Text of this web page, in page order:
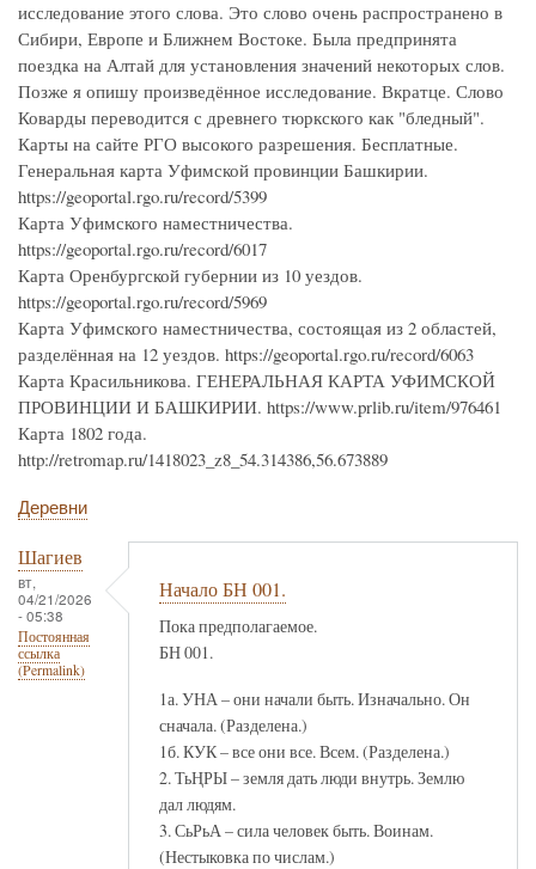
исследование этого слова. Это слово очень распространено в
Сибири, Европе и Ближнем Востоке. Была предпринята
поездка на Алтай для установления значений некоторых слов.
Позже я опишу произведённое исследование. Вкратце. Слово
Коварды переводится с древнего тюркского как "бледный".
Карты на сайте РГО высокого разрешения. Бесплатные.
Генеральная карта Уфимской провинции Башкирии.
https://geoportal.rgo.ru/record/5399
Карта Уфимского наместничества.
https://geoportal.rgo.ru/record/6017
Карта Оренбургской губернии из 10 уездов.
https://geoportal.rgo.ru/record/5969
Карта Уфимского наместничества, состоящая из 2 областей,
разделённая на 12 уездов. https://geoportal.rgo.ru/record/6063
Карта Красильникова. ГЕНЕРАЛЬНАЯ КАРТА УФИМСКОЙ
ПРОВИНЦИИ И БАШКИРИИ. https://www.prlib.ru/item/976461
Карта 1802 года.
http://retromap.ru/1418023_z8_54.314386,56.673889
Деревни
Шагиев
вт,
04/21/2026
- 05:38
Постоянная
ссылка
(Permalink)
Начало БН 001.
Пока предполагаемое.
БН 001.
1а. УНА – они начали быть. Изначально. Он
сначала. (Разделена.)
1б. КУК – все они все. Всем. (Разделена.)
2. ТьҢРЫ – земля дать люди внутрь. Землю
дал людям.
3. СьРьА – сила человек быть. Воинам.
(Нестыковка по числам.)